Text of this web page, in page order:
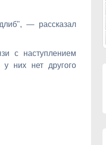
— рассказал
с наступлением
у них нет другого